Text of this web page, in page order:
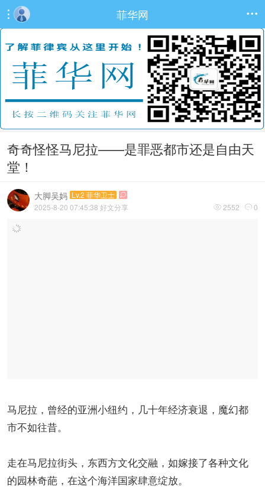
 菲华网 
奇奇怪怪马尼拉——是罪恶都市还是自由天
堂！
大脚吴妈 Lv.2 菲华卫士 
 2552  0
2025-8-20 07:45:38 好文分享
马尼拉，曾经的亚洲小纽约，几十年经济衰退，魔幻都
市不如往昔。
走在马尼拉街头，东西方文化交融，如嫁接了各种文化
的园林奇葩，在这个海洋国家肆意绽放。